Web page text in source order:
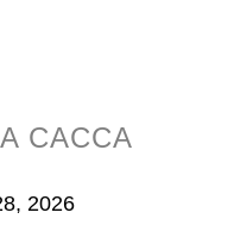
CACCA
2026